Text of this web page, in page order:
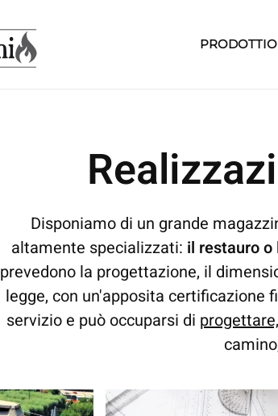
PRODOTTI
Disponiamo di un grande
altamente specializzati: il restauro
prevedono la progettazione, il
legge, con un'apposita certificazione
servizio e può occuparsi di